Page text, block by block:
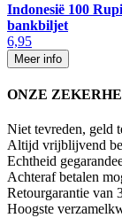
Indonesië 100
bankbiljet
6,95
Meer info
ONZE
Niet tevreden, geld
Altijd vrijblijvend
Echtheid
Achteraf betalen
Retourgarantie van
Hoogste